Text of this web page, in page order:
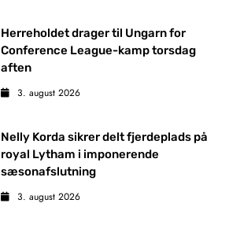
Herreholdet drager til Ungarn for
Conference League-kamp torsdag
aften
3. august 2026
Nelly Korda sikrer delt fjerdeplads på
royal Lytham i imponerende
sæsonafslutning
3. august 2026